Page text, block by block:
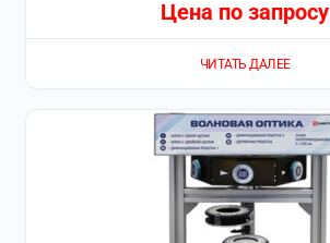
Цена по запросу
ЧИТАТЬ ДАЛЕЕ